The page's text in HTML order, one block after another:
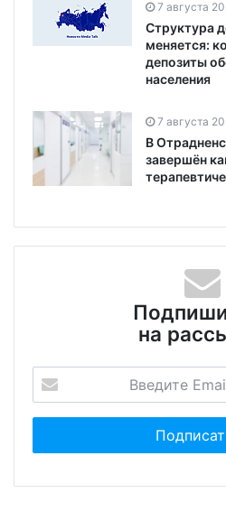
7 августа
Структура
меняется:
депозиты
населения
7 августа
В
завершён
на